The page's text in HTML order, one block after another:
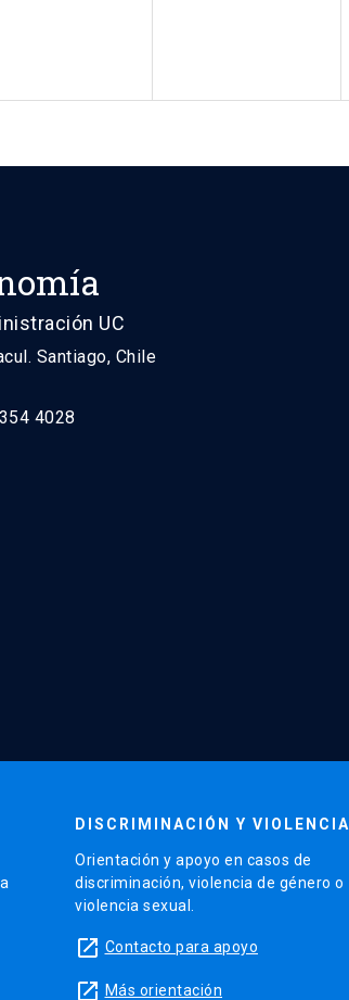
UC
Santiago, Chile
4028
DISCRIMINACIÓN Y VIOLENCIA
Orientación y apoyo en casos de
discriminación, violencia de género o
violencia sexual.
launch Contacto para apoyo
launch Más orientación